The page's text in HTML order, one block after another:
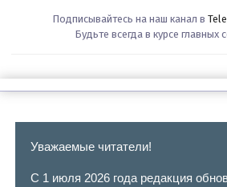
Подписывайтесь на наш канал в
Будьте всегда в курсе главных
Уважаемые читатели!
С 1 июля 2026 года редакция